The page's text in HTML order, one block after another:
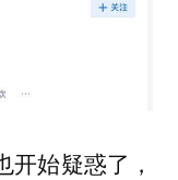
始疑惑了，